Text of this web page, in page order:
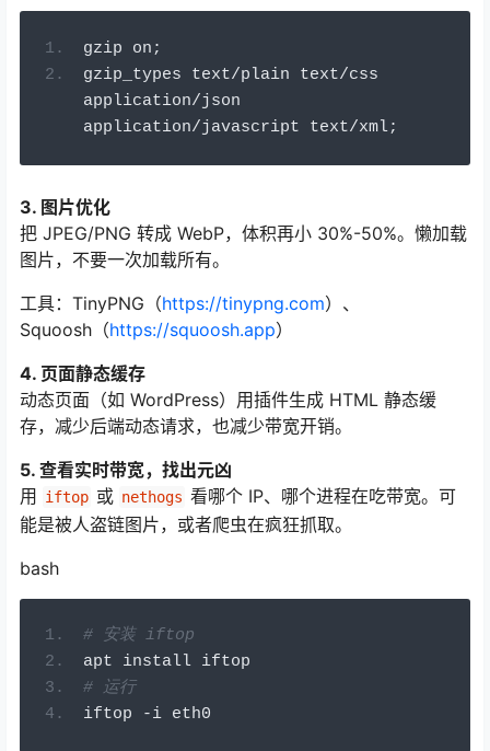
gzip on ;
gzip_types text/plain text/css
application/json
application/javascript text/xml;
3. 图片优化
把 JPEG/PNG 转成 WebP，体积再小 30%-50%。懒加载
图片，不要一次加载所有。
工具：TinyPNG（https://tinypng.com）、
Squoosh（https://squoosh.app）
4. 页面静态缓存
动态页面（如 WordPress）用插件生成 HTML 静态缓
存，减少后端动态请求，也减少带宽开销。
5. 查看实时带宽，找出元凶
用 iftop 或 nethogs 看哪个 IP、哪个进程在吃带宽。可
能是被人盗链图片，或者爬虫在疯狂抓取。
bash
# 安装 iftop
apt install iftop
# 运行
iftop
-i eth0